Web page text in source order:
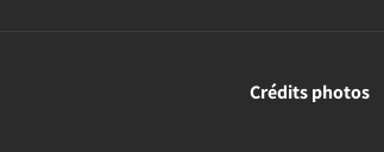
Crédits photos